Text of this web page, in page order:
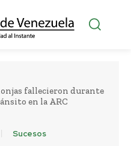
fallecieron durante
en la ARC
Sucesos